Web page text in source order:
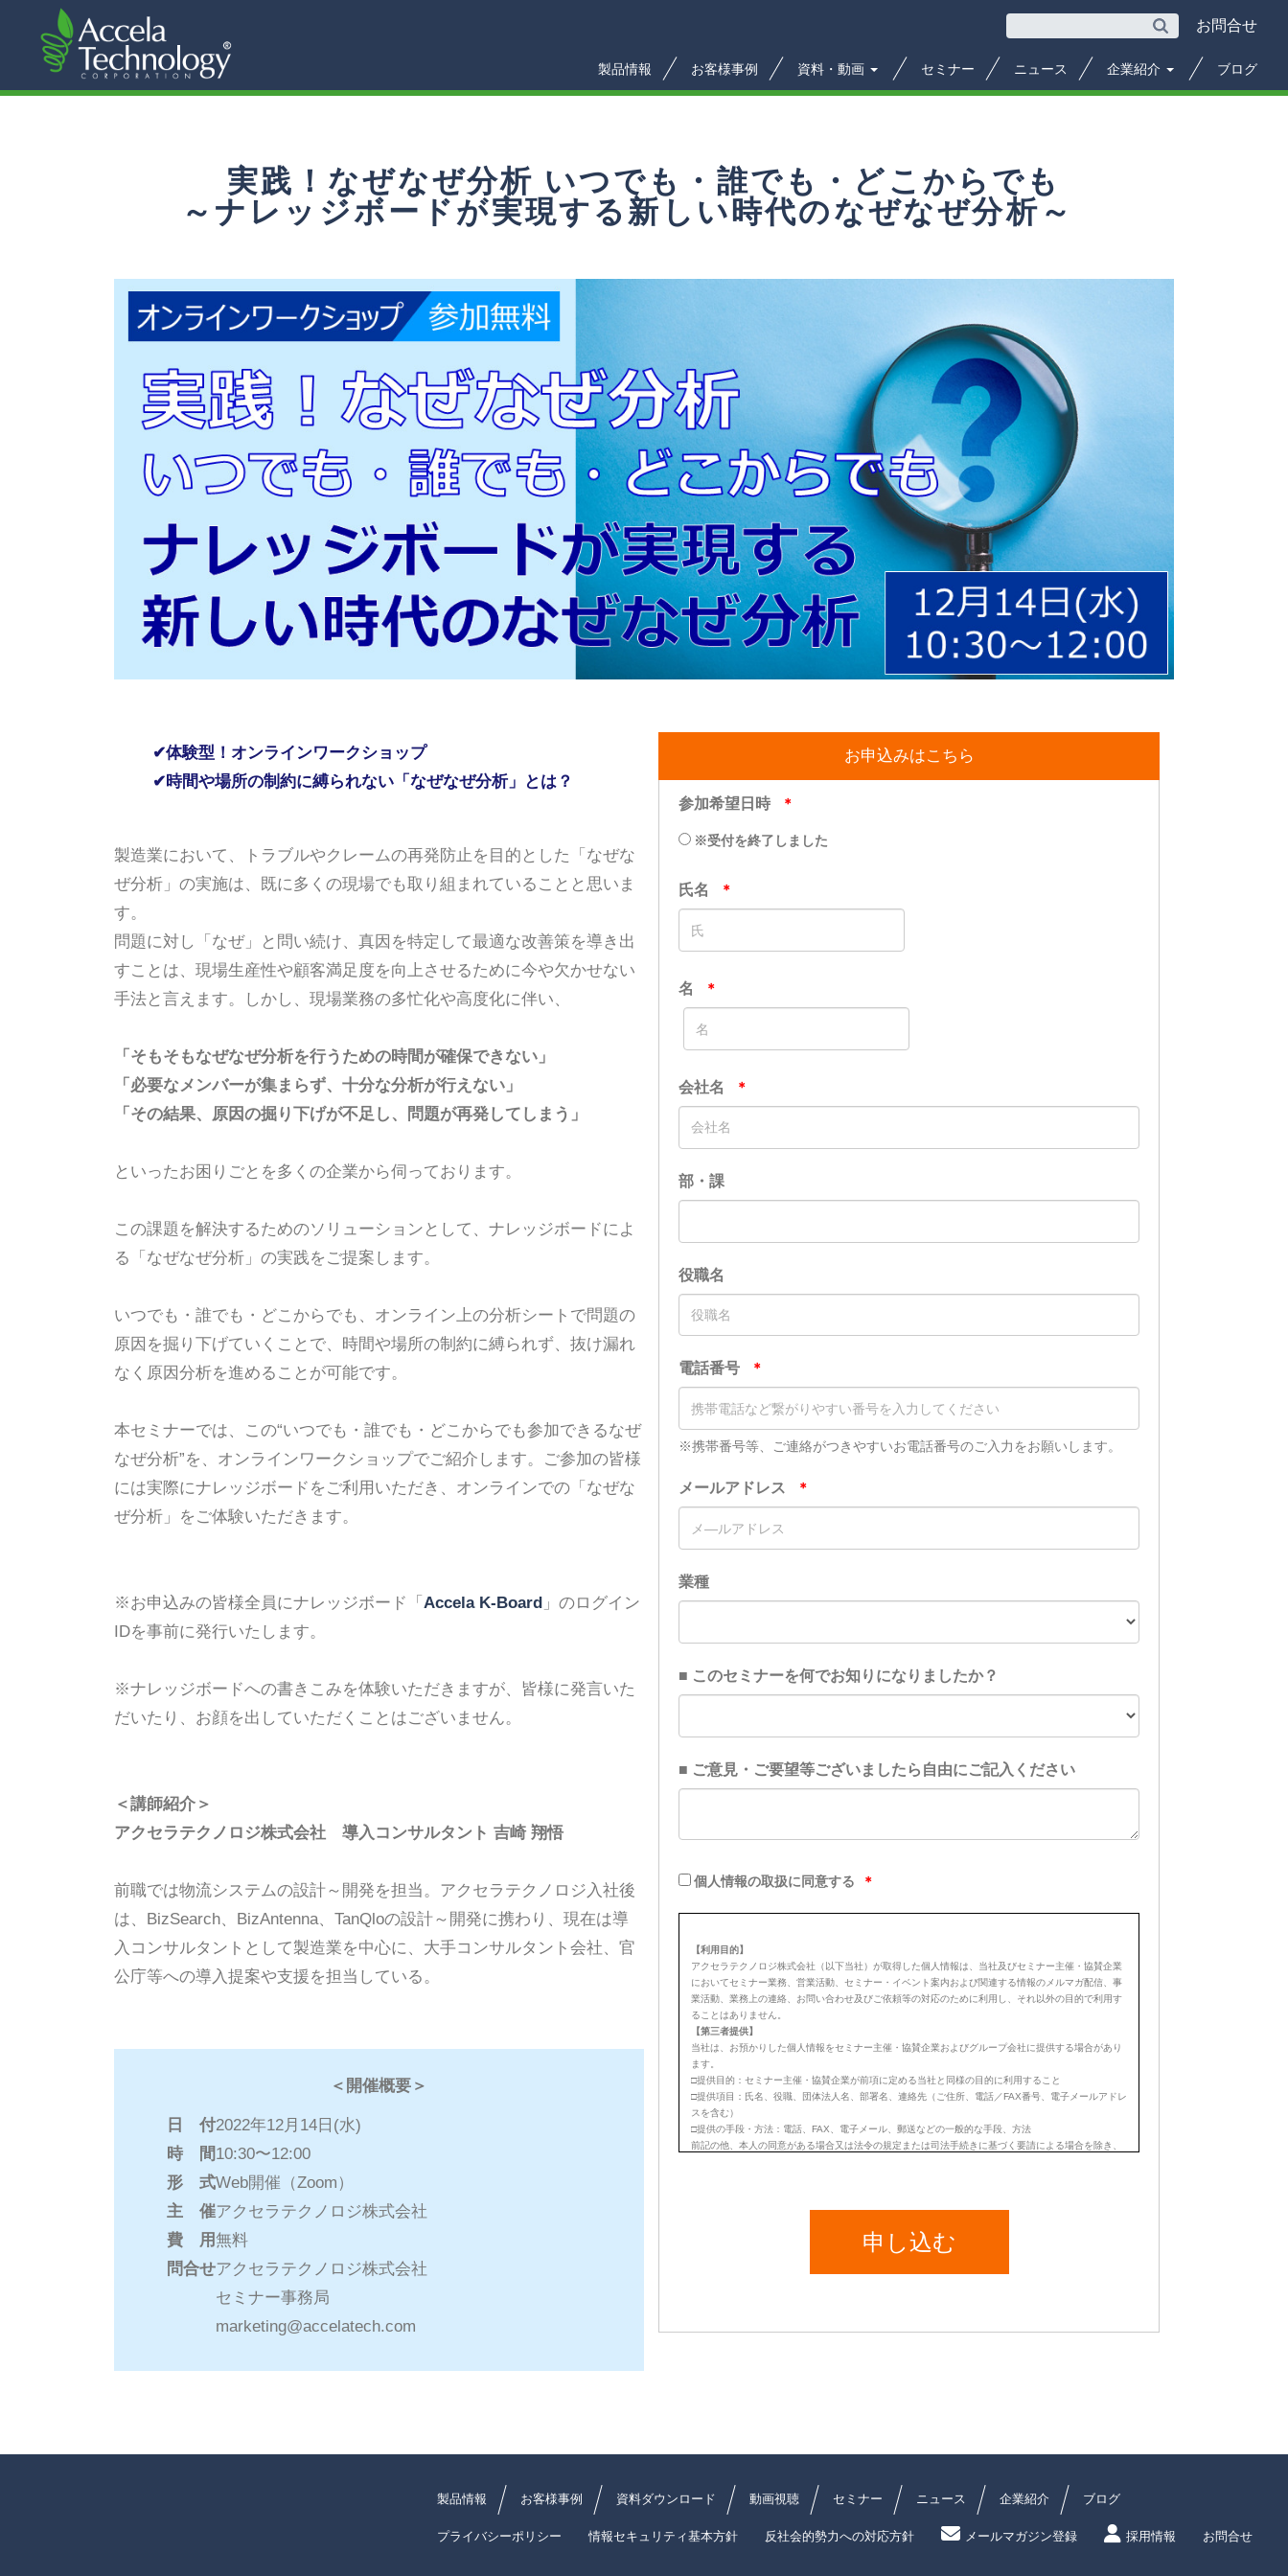
お問合せ
製品情報 お客様事例 資料・動画 セミナー ニュース 企業紹介 ブログ
実践！なぜなぜ分析 いつでも・誰でも・どこからでも
～ナレッジボードが実現する新しい時代のなぜなぜ分析～
✔体験型！オンラインワークショップ
✔時間や場所の制約に縛られない「なぜなぜ分析」とは？
製造業において、トラブルやクレームの再発防止を目的とした「なぜな
ぜ分析」の実施は、既に多くの現場でも取り組まれていることと思いま
す。
問題に対し「なぜ」と問い続け、真因を特定して最適な改善策を導き出
すことは、現場生産性や顧客満足度を向上させるために今や欠かせない
手法と言えます。しかし、現場業務の多忙化や高度化に伴い、
「そもそもなぜなぜ分析を行うための時間が確保できない」
「必要なメンバーが集まらず、十分な分析が行えない」
「その結果、原因の掘り下げが不足し、問題が再発してしまう」
といったお困りごとを多くの企業から伺っております。
この課題を解決するためのソリューションとして、ナレッジボードによ
る「なぜなぜ分析」の実践をご提案します。
いつでも・誰でも・どこからでも、オンライン上の分析シートで問題の
原因を掘り下げていくことで、時間や場所の制約に縛られず、抜け漏れ
なく原因分析を進めることが可能です。
本セミナーでは、この“いつでも・誰でも・どこからでも参加できるなぜ
なぜ分析”を、オンラインワークショップでご紹介します。ご参加の皆様
には実際にナレッジボードをご利用いただき、オンラインでの「なぜな
ぜ分析」をご体験いただきます。
※お申込みの皆様全員にナレッジボード「 Accela K-Board」のログイン
IDを事前に発行いたします。
※ナレッジボードへの書きこみを体験いただきますが、皆様に発言いた
だいたり、お顔を出していただくことはございません。
＜講師紹介＞
アクセラテクノロジ株式会社 導入コンサルタント 吉崎 翔悟
前職では物流システムの設計～開発を担当。アクセラテクノロジ入社後
は、BizSearch、BizAntenna、TanQloの設計～開発に携わり、現在は導
入コンサルタントとして製造業を中心に、大手コンサルタント会社、官
公庁等への導入提案や支援を担当している。
＜開催概要＞
日 付2022年12月14日(水)
時 間10:30〜12:00
形 式Web開催（Zoom）
主 催アクセラテクノロジ株式会社
費 用無料
問合せアクセラテクノロジ株式会社
セミナー事務局
marketing@accelatech.com
お申込みはこちら
製品情報 お客様事例 資料ダウンロード 動画視聴 セミナー ニュース 企業紹介 ブログ
プライバシーポリシー 情報セキュリティ基本方針 反社会的勢力への対応方針 メールマガジン登録 採用情報 お問合せ